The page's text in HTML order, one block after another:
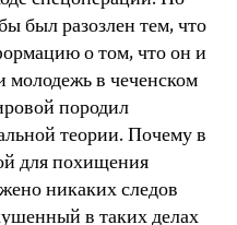
был разозлен тем, что
о том, что он и
молодежь в чеченском
породил
теории. Почему в
для похищения
никаких следов